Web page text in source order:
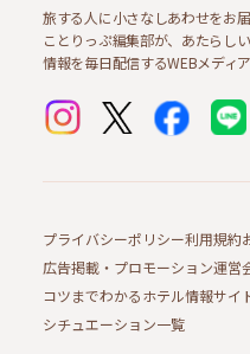
旅する人に小さなしあわせをお届
ことりっぷ編集部が、あたらし
情報を毎日配信するWEBメディア
プライバシーポリシー利用規約
広告掲載・プロモーション運営
コツまでわかるホテル情報サイ
シチュエーション一覧